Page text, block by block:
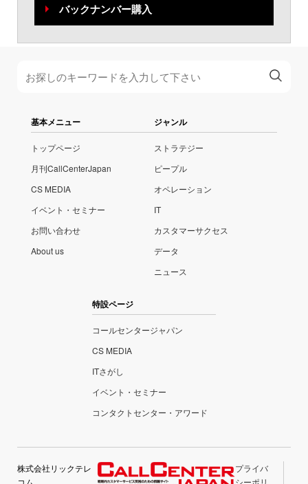
バックナンバー購入
基本メニュー
トップページ
月刊CallCenterJapan
CS MEDIA
イベント・セミナー
お問い合わせ
About us
ジャンル
ストラテジー
ピープル
オペレーション
IT
カスタマーサクセス
データ
ニュース
特設ページ
コールセンタージャパン
CS MEDIA
ITさがし
イベント・セミナー
コンタクトセンター・アワード
株式会社リックテレ
コム
プライバ
シーポリ